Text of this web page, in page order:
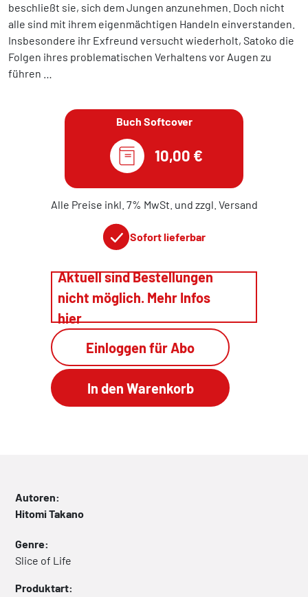
beschließt sie, sich dem Jungen anzunehmen. Doch nicht
alle sind mit ihrem eigenmächtigen Handeln einverstanden.
Insbesondere ihr Exfreund versucht wiederholt, Satoko die
Folgen ihres problematischen Verhaltens vor Augen zu
führen …
Buch Softcover
10,00 €
Alle Preise inkl. 7% MwSt. und zzgl. Versand
Sofort lieferbar
Aktuell sind Bestellungen
nicht möglich. Mehr Infos
hier
Einloggen für Abo
Autoren:
Hitomi Takano
Genre:
Slice of Life
Produktart: